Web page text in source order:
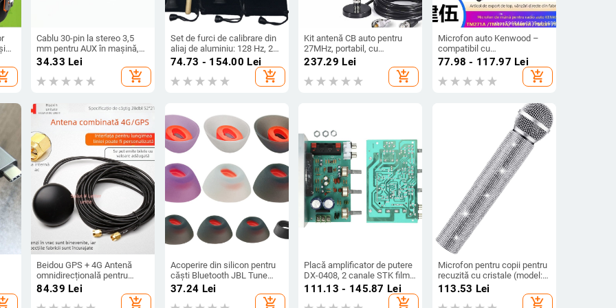
Cablu 30-pin la stereo 3,5
mm pentru AUX în mașină,
cablu audio pentru iPod,
34.33 Lei
add_shopping_cart
Set de furci de calibrare din
aliaj de aluminiu: 128 Hz, 256
Hz și 512 Hz, cu suport
triunghiular sau bază, Baiyao
74.73 - 154.00 Lei
add_shopping_cart
Kit antenă CB auto pentru
27MHz, portabil, cu
conectori BNC și PL259 |
Brand: YIDATON • Model: CB
short wave antenna suit •
Tip: Alte accesorii • Tip de
237.29 Lei
add_shopping_cart
Microfon auto Kenwood –
compatibil cu
TM281/TM481/TM271/TM471/866G
microfon de mână; rază 1.5–
3 km; fără baterie; rezistent
77.98 - 117.97 Lei
add_shopping_cart
Beidou GPS + 4G Antenă
omnidirecțională pentru
poziționare, două în unu,
Antenă de cabinet cu ieșire
84.39 Lei
add_shopping_cart
Acoperire din silicon pentru
căști Bluetooth JBL Tune
Flex — Modelul T029 —
Compatibil cu JBL Tune Flex
37.24 Lei
add_shopping_cart
Placă amplificator de putere
DX-0408, 2 canale STK film
gros, 50W+50W, alimentare
AC dublă 15–18V
111.13 - 145.87 Lei
add_shopping_cart
Microfon pentru copii pentru
recuzită cu cristale (model:
Colecție de recuzită; marcă:
Alte; pe cablu: Da; direcție:
113.53 Lei
add_shopping_cart